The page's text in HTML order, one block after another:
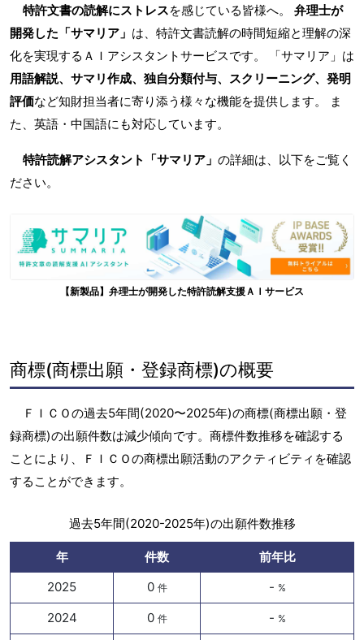
特許文書の読解にストレスを感じている皆様へ。 弁理士が
開発した「サマリア」 は、特許文書読解の時間短縮と理解の深
化を実現するＡＩアシスタントサービスです。 「サマリア」は
用語解説、サマリ作成、独自分類付与、スクリーニング、発明
評価など知財担当者に寄り添う様々な機能を提供します。 ま
た、英語・中国語にも対応しています。
特許読解アシスタント「サマリア」 の詳細は、以下をご覧く
ださい。
【新製品】弁理士が開発した特許読解支援ＡＩサービス
商標(商標出願・登録商標)の概要
ＦＩＣＯの過去5年間(2020〜2025年)の商標(商標出願・登
録商標)の出願件数は減少傾向です。商標件数推移を確認する
ことにより、ＦＩＣＯの商標出願活動のアクティビティを確認
することができます。
過去5年間(2020-2025年)の出願件数推移
年 件数
前年比
2025
0 件 - %
2024 0 件 - %